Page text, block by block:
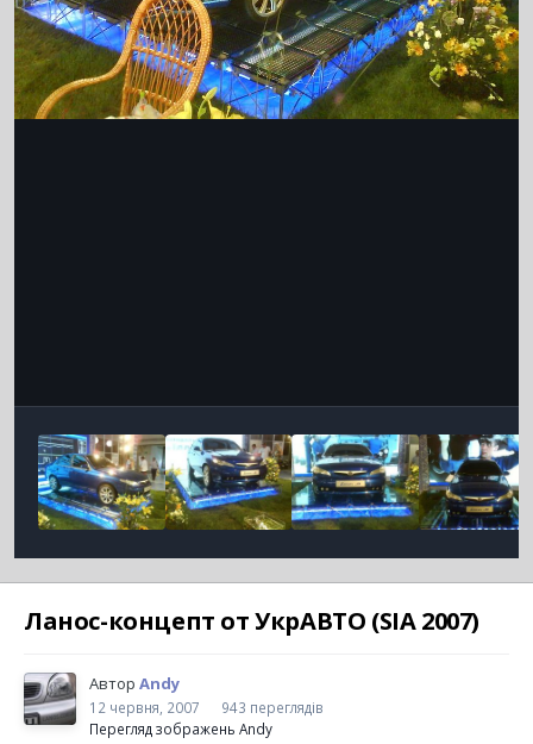
Ланос-концепт от УкрАВТО (SIA 2007)
Автор Andy
12 червня, 2007
943 переглядів
Перегляд зображень Andy